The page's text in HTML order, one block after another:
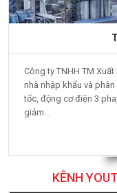
Công ty TNHH TM
nhà nhập khẩu và
tốc, động cơ điện 3